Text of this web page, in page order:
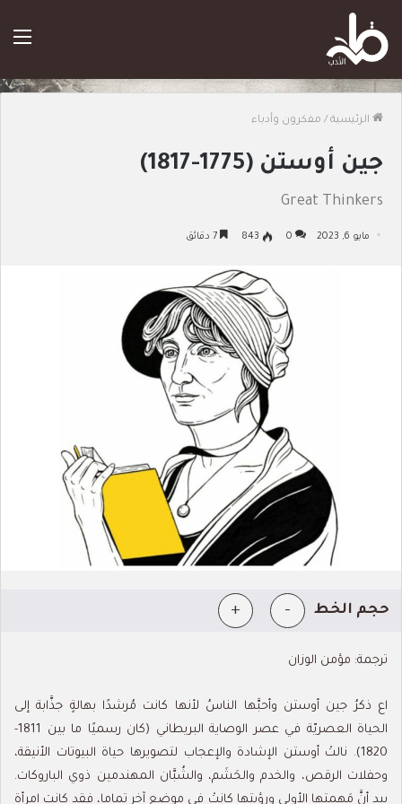
الرئيسية / مفكرون وأدباء
جين أوستن (1775-1817)
Great Thinkers
مايو 6, 2023 0
843
حجم الخط -
+
ترجمة: مؤمن الوزان
اع ذكرُ جين أوستن وأحبَّها الناسُ لأنها كانت مُرشدًا بهالةٍ جذَّابة إلى
الحياة العصريّة في عصر الوصاية البريطاني (كان رسميًا ما بين 1811-
1820). نالتْ أوستن الإشادة والإعجاب لتصويرها حياة البيوتات الأنيقة،
وحفلات الرقص، والخدم والحَشَم، والشُبَّان المهندمين ذوي الباروكات.
بيد أنَّ مَهمتها الأولى ورؤيتها كانتْ في موضعٍ آخر تماما، فقد كانت امرأة